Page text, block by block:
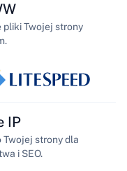
pliki Twojej strony
IP
Twojej strony dla
i SEO.